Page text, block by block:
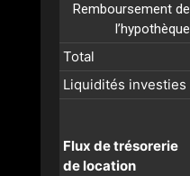
Remboursement de
l’hypothèque
Total
Liquidités investies
Flux de trésorerie
de location